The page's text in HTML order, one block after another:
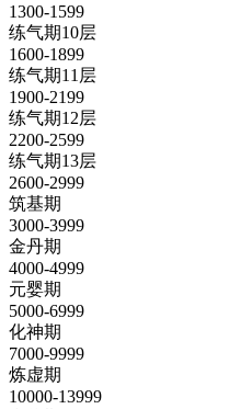
1300-1599
练气期10层
1600-1899
练气期11层
1900-2199
练气期12层
2200-2599
练气期13层
2600-2999
筑基期
3000-3999
金丹期
4000-4999
元婴期
5000-6999
化神期
7000-9999
炼虚期
10000-13999